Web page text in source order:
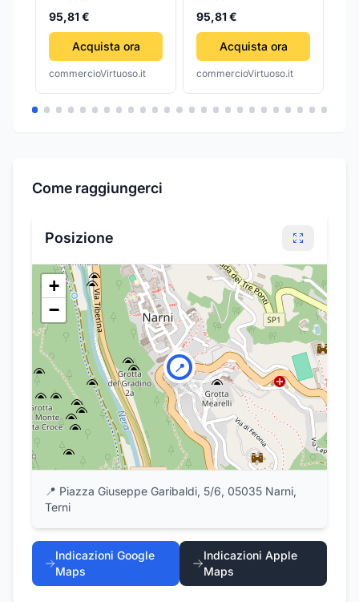
pizza 1 pizza(e)
1200 w nero
95,81 €
Acquista ora
commercioVirtuoso.it
pizza 1 pizza(e)
1200 w nero
95,81 €
Acquista ora
commercioVirtuoso.it
Come raggiungerci
Posizione
📍
+
−
📍 Piazza Giuseppe Garibaldi, 5/6, 05035 Narni,
Terni
Indicazioni Google
Maps
Indicazioni Apple
Maps